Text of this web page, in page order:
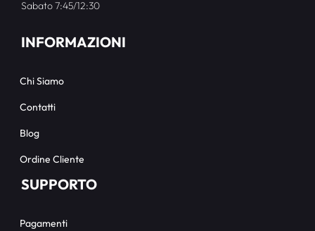
Sabato 7:45/12:30
INFORMAZIONI
Chi Siamo
Contatti
Blog
Ordine Cliente
SUPPORTO
Pagamenti